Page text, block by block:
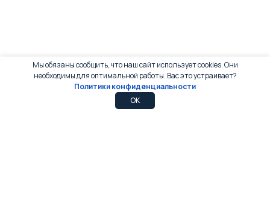
Мы обязаны сообщить, что наш сайт использует cookies. Они
необходимы для оптимальной работы. Вас это устраивает?
Политики конфиденциальности
OK